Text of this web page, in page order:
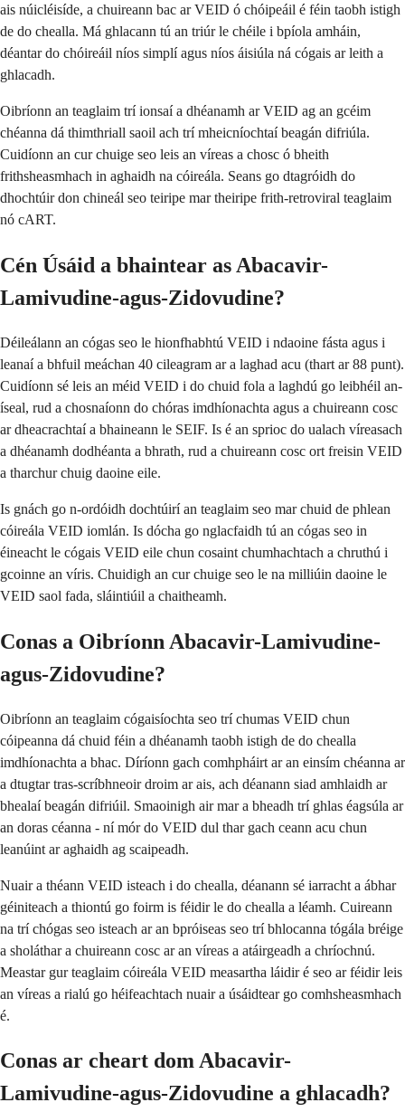
ais núicléisíde, a chuireann bac ar VEID ó chóipeáil é féin taobh istigh
de do chealla. Má ghlacann tú an triúr le chéile i bpíola amháin,
déantar do chóireáil níos simplí agus níos áisiúla ná cógais ar leith a
ghlacadh.
Oibríonn an teaglaim trí ionsaí a dhéanamh ar VEID ag an gcéim
chéanna dá thimthriall saoil ach trí mheicníochtaí beagán difriúla.
Cuidíonn an cur chuige seo leis an víreas a chosc ó bheith
frithsheasmhach in aghaidh na cóireála. Seans go dtagróidh do
dhochtúir don chineál seo teiripe mar theiripe frith-retroviral teaglaim
nó cART.
Cén Úsáid a bhaintear as Abacavir-
Lamivudine-agus-Zidovudine?
Déileálann an cógas seo le hionfhabhtú VEID i ndaoine fásta agus i
leanaí a bhfuil meáchan 40 cileagram ar a laghad acu (thart ar 88 punt).
Cuidíonn sé leis an méid VEID i do chuid fola a laghdú go leibhéil an-
íseal, rud a chosnaíonn do chóras imdhíonachta agus a chuireann cosc
ar dheacrachtaí a bhaineann le SEIF. Is é an sprioc do ualach víreasach
a dhéanamh dodhéanta a bhrath, rud a chuireann cosc ort freisin VEID
a tharchur chuig daoine eile.
Is gnách go n-ordóidh dochtúirí an teaglaim seo mar chuid de phlean
cóireála VEID iomlán. Is dócha go nglacfaidh tú an cógas seo in
éineacht le cógais VEID eile chun cosaint chumhachtach a chruthú i
gcoinne an víris. Chuidigh an cur chuige seo le na milliúin daoine le
VEID saol fada, sláintiúil a chaitheamh.
Conas a Oibríonn Abacavir-Lamivudine-
agus-Zidovudine?
Oibríonn an teaglaim cógaisíochta seo trí chumas VEID chun
cóipeanna dá chuid féin a dhéanamh taobh istigh de do chealla
imdhíonachta a bhac. Díríonn gach comhpháirt ar an einsím chéanna ar
a dtugtar tras-scríbhneoir droim ar ais, ach déanann siad amhlaidh ar
bhealaí beagán difriúil. Smaoinigh air mar a bheadh trí ghlas éagsúla ar
an doras céanna - ní mór do VEID dul thar gach ceann acu chun
leanúint ar aghaidh ag scaipeadh.
Nuair a théann VEID isteach i do chealla, déanann sé iarracht a ábhar
géiniteach a thiontú go foirm is féidir le do chealla a léamh. Cuireann
na trí chógas seo isteach ar an bpróiseas seo trí bhlocanna tógála bréige
a sholáthar a chuireann cosc ar an víreas a atáirgeadh a chríochnú.
Meastar gur teaglaim cóireála VEID measartha láidir é seo ar féidir leis
an víreas a rialú go héifeachtach nuair a úsáidtear go comhsheasmhach
é.
Conas ar cheart dom Abacavir-
Lamivudine-agus-Zidovudine a ghlacadh?